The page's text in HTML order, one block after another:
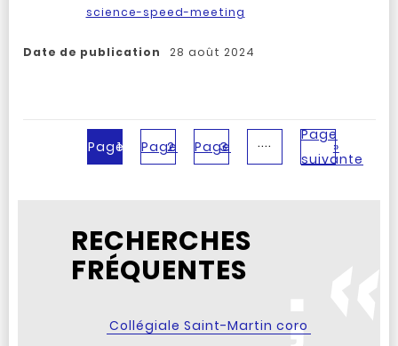
RECHERCHES
FRÉQUENTES
Collégiale Saint-Martin coro
science-speed-meeting
Date de publication 28 août 2024
Page
1 Page
2 Page
3 ....
Page
suivante
»